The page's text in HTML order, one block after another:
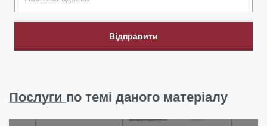
Відправити
Послуги по темі даного матеріалу